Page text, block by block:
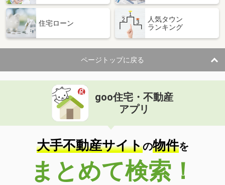
住宅ローン
人気タウン
ランキング
ページトップに戻る
goo住宅・不動産
アプリ
大手不動産サイトの物件を
まとめて検索！